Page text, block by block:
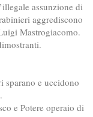
assunzione di
aggrediscono
Mastrogiacomo.
sparano e uccidono
e Potere operaio di